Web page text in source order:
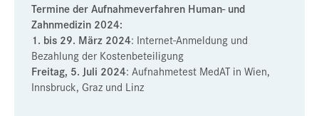
Termine der Aufnahmeverfahren Human- und
Zahnmedizin 2024:
1. bis 29. März 2024: Internet-Anmeldung und
Bezahlung der Kostenbeteiligung
Freitag, 5. Juli 2024: Aufnahmetest MedAT in Wien,
Innsbruck, Graz und Linz